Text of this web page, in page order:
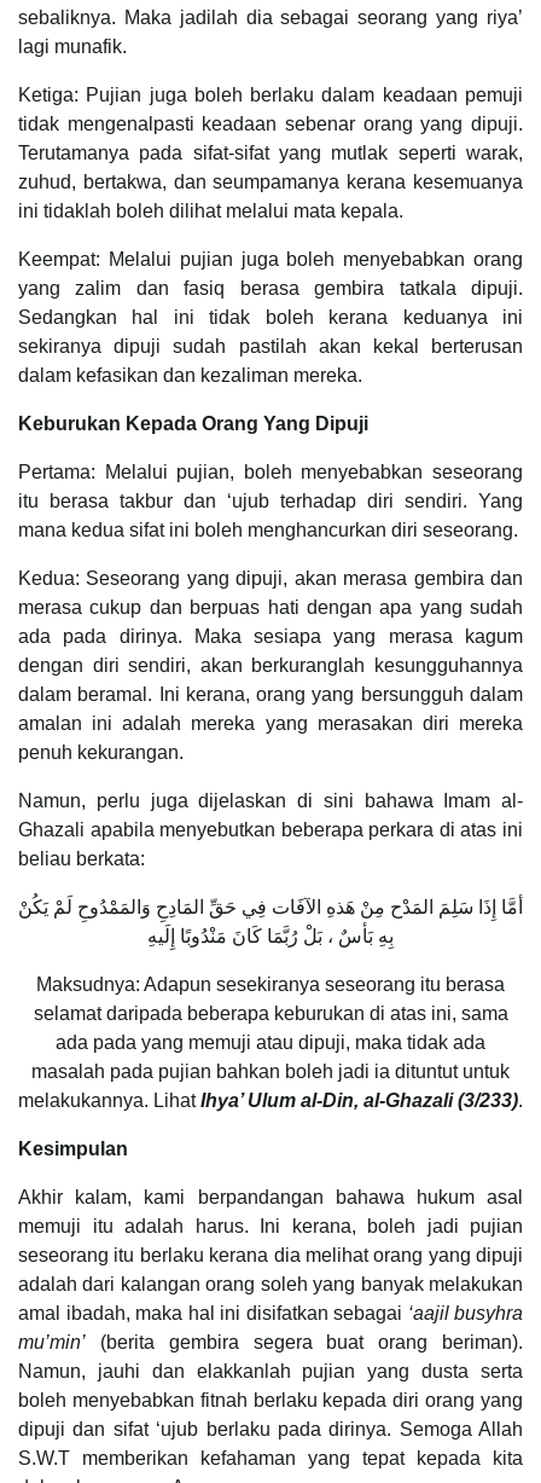
sebaliknya. Maka jadilah dia sebagai seorang yang riya’
lagi munafik.
Ketiga: Pujian juga boleh berlaku dalam keadaan pemuji
tidak mengenalpasti keadaan sebenar orang yang dipuji.
Terutamanya pada sifat-sifat yang mutlak seperti warak,
zuhud, bertakwa, dan seumpamanya kerana kesemuanya
ini tidaklah boleh dilihat melalui mata kepala.
Keempat: Melalui pujian juga boleh menyebabkan orang
yang zalim dan fasiq berasa gembira tatkala dipuji.
Sedangkan hal ini tidak boleh kerana keduanya ini
sekiranya dipuji sudah pastilah akan kekal berterusan
dalam kefasikan dan kezaliman mereka.
Keburukan Kepada Orang Yang Dipuji
Pertama: Melalui pujian, boleh menyebabkan seseorang
itu berasa takbur dan ‘ujub terhadap diri sendiri. Yang
mana kedua sifat ini boleh menghancurkan diri seseorang.
Kedua: Seseorang yang dipuji, akan merasa gembira dan
merasa cukup dan berpuas hati dengan apa yang sudah
ada pada dirinya. Maka sesiapa yang merasa kagum
dengan diri sendiri, akan berkuranglah kesungguhannya
dalam beramal. Ini kerana, orang yang bersungguh dalam
amalan ini adalah mereka yang merasakan diri mereka
penuh kekurangan.
Namun, perlu juga dijelaskan di sini bahawa Imam al-
Ghazali apabila menyebutkan beberapa perkara di atas ini
beliau berkata:
أمَّا إِذَا سَلِمَ المَدْح مِنْ هَذهِ الآفَات فِي حَقِّ المَادِحِ وَالمَمْدُوحِ لَمْ يَكُنْ
بِهِ بَأسٌ ، بَلْ رُبَّمَا كَانَ مَنْدُوبًا إِلَيهِ
Maksudnya: Adapun sesekiranya seseorang itu berasa
selamat daripada beberapa keburukan di atas ini, sama
ada pada yang memuji atau dipuji, maka tidak ada
masalah pada pujian bahkan boleh jadi ia dituntut untuk
melakukannya. LihatIhya’ Ulum al-Din, al-Ghazali (3/233).
Kesimpulan
Akhir kalam, kami berpandangan bahawa hukum asal
memuji itu adalah harus. Ini kerana, boleh jadi pujian
seseorang itu berlaku kerana dia melihat orang yang dipuji
adalah dari kalangan orang soleh yang banyak melakukan
amal ibadah, maka hal ini disifatkan sebagai ‘aajil busyhra
mu’min’ (berita gembira segera buat orang beriman).
Namun, jauhi dan elakkanlah pujian yang dusta serta
boleh menyebabkan fitnah berlaku kepada diri orang yang
dipuji dan sifat ‘ujub berlaku pada dirinya. Semoga Allah
S.W.T memberikan kefahaman yang tepat kepada kita